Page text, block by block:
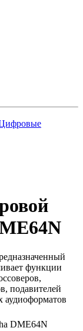
функции
подавителей
аудиоформатов
DME64N